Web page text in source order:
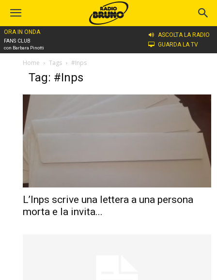
ORA IN ONDA
FANS CLUB
con Barbara Pinotti
ASCOLTA LA RADIO
GUARDA LA TV
Home Tags #Inps
Tag: #Inps
L’Inps scrive una lettera a una persona
morta e la invita...